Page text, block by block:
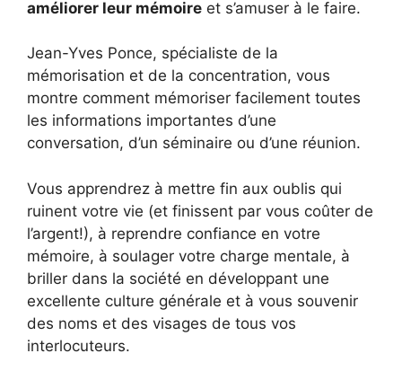
améliorer leur mémoire et s’amuser à le faire.
Jean-Yves Ponce, spécialiste de la
mémorisation et de la concentration, vous
montre comment mémoriser facilement toutes
les informations importantes d’une
conversation, d’un séminaire ou d’une réunion.
Vous apprendrez à mettre fin aux oublis qui
ruinent votre vie (et finissent par vous coûter de
l’argent!), à reprendre confiance en votre
mémoire, à soulager votre charge mentale, à
briller dans la société en développant une
excellente culture générale et à vous souvenir
des noms et des visages de tous vos
interlocuteurs.